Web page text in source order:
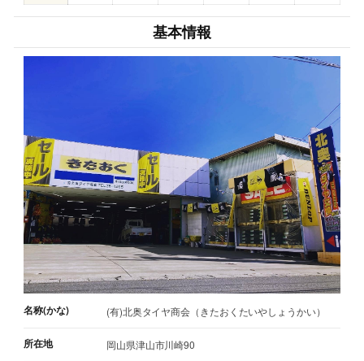
基本情報
名称(かな) (有)北奥タイヤ商会（きたおくたいやしょうかい）
所在地 岡山県津山市川崎90